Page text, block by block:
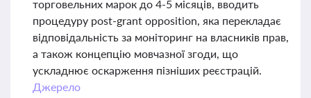
торговельних марок до 4-5 місяців, вводить
процедуру post-grant opposition, яка перекладає
відповідальність за моніторинг на власників прав,
а також концепцію мовчазної згоди, що
ускладнює оскарження пізніших реєстрацій.
Джерело